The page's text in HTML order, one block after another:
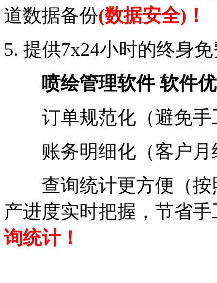
道数据备份(数据安全)！
5. 提供7x24小时的终身
喷绘管理软件 软件
订单规范化（避免
账务明细化（客户
查询统计更方便（按
产进度实时把握，节省
询统计！